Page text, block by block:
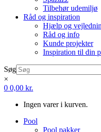
Tilbehør udemiljø
Råd og inspiration
Hjælp og
Råd og info
Kunde projekter
Inspiration til din
Søg
×
0 0,00 kr.
Ingen varer i kurven.
Pool
Pool pakker